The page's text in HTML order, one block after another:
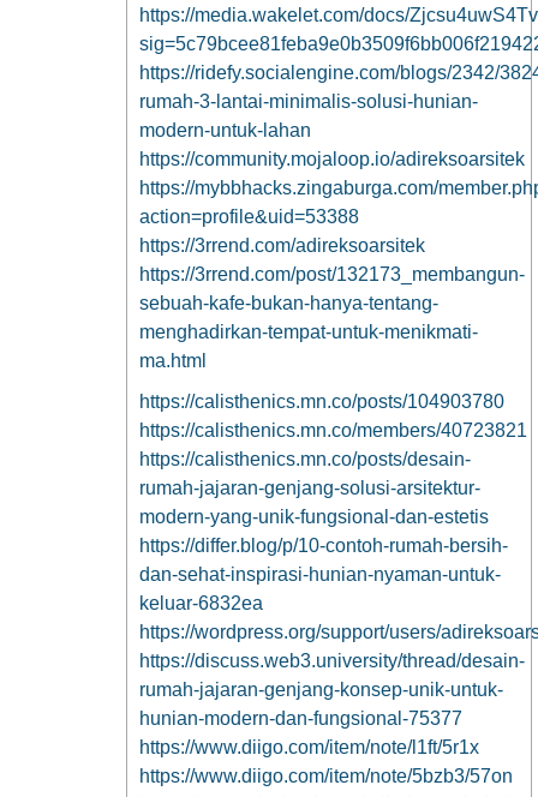
https://media.wakelet.com/docs/
https://ridefy.socialengine.com/blogs/2342/
rumah-3-lantai-minimalis-solusi-hunian-
modern-untuk-lahan
https://community.mojaloop.io/adireksoarsitek
https://mybbhacks.zingaburga.com/
action=profile&uid=53388
https://3rrend.com/adireksoarsitek
https://3rrend.com/post/132173_membangun-
sebuah-kafe-bukan-hanya-tentang-
menghadirkan-tempat-untuk-menikmati-
ma.html
https://calisthenics.mn.co/posts/104903780
https://calisthenics.mn.co/members/40723821
https://calisthenics.mn.co/posts/desain-
rumah-jajaran-genjang-solusi-arsitektur-
modern-yang-unik-fungsional-dan-estetis
https://differ.blog/p/10-contoh-rumah-bersih-
dan-sehat-inspirasi-hunian-nyaman-untuk-
keluar-6832ea
https://wordpress.org/support/users/
https://discuss.web3.university/thread/desain-
rumah-jajaran-genjang-konsep-unik-untuk-
hunian-modern-dan-fungsional-75377
https://www.diigo.com/item/note/l1ft/5r1x
https://www.diigo.com/item/note/5bzb3/57on